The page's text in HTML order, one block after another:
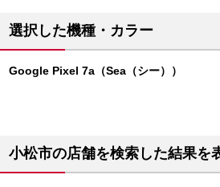
選択した機種・カラー
Google Pixel 7a（Sea（シー））
小松市の店舗を検索した結果を